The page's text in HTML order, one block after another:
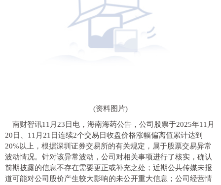
(资料图片)
南财智讯11月23日电，海南海药公告，公司股票于2025年11月
20日、11月21日连续2个交易日收盘价格涨幅偏离值累计达到
20%以上，根据深圳证券交易所的有关规定，属于股票交易异常
波动情况。针对该异常波动，公司对相关事项进行了核实，确认
前期披露的信息不存在需要更正或补充之处；近期公共传媒未报
道可能对公司股价产生较大影响的未公开重大信息；公司经营情